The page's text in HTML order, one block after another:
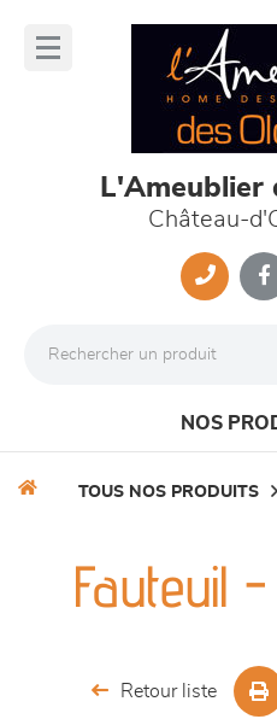
L'Ameublier
Château-
NOS
séjours
meubles de complément
TOUS NOS PRODUITS
Fauteuil
Retour liste